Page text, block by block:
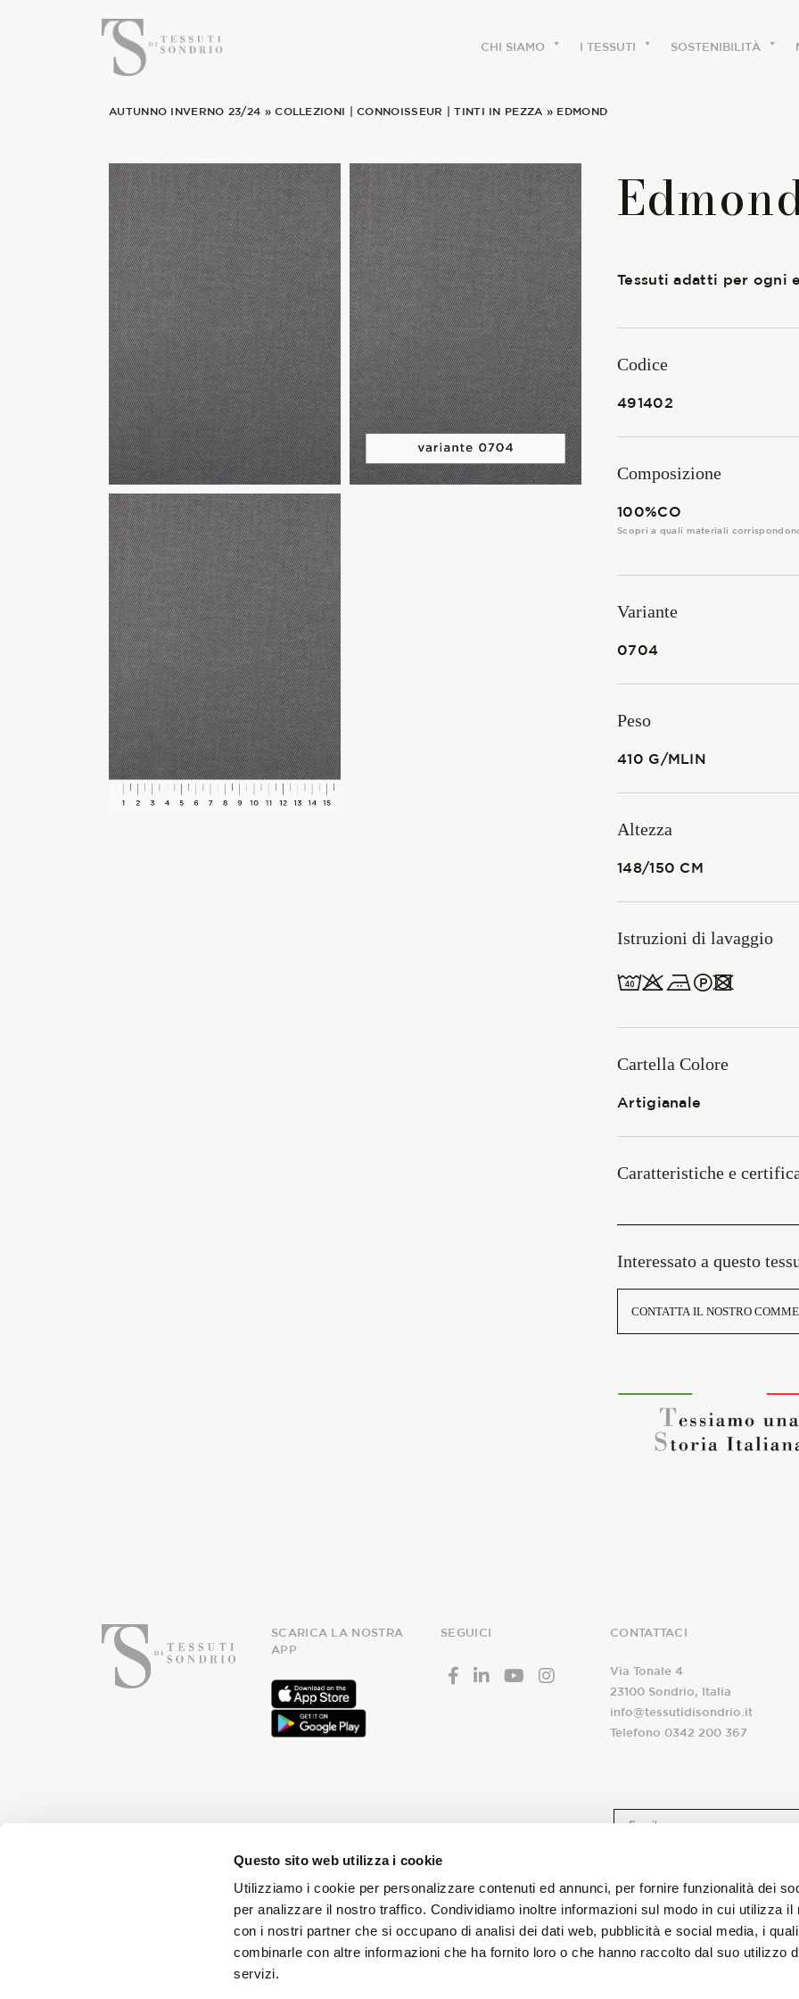
Questo sito web utilizza i cookie
Utilizziamo i cookie per personalizzare contenuti ed annunci, per fornire funzionalità dei
per analizzare il nostro traffico. Condividiamo inoltre informazioni sul modo in cui utilizza il
con i nostri partner che si occupano di analisi dei dati web, pubblicità e social media, i
combinarle con altre informazioni che ha fornito loro o che hanno raccolto dal suo utilizzo
servizi.
CHI SIAMO I TESSUTI SOSTENIBILITÀ
AUTUNNO INVERNO 23/24 »COLLEZIONI |CONNOISSEUR |TINTI IN PEZZA » EDMOND
Tessuti adatti per ogni
Codice
491402
Composizione
100%CO
Scopri a quali materiali
Variante
0704
Peso
410 G/MLIN
Altezza
148/150 CM
Istruzioni di lavaggio
8obWd
Cartella Colore
Artigianale
Caratteristiche e
Interessato a questo
CONTATTA IL NOSTRO
SCARICA LA NOSTRA
APP
SEGUICI CONTATTACI
Via Tonale 4
23100 Sondrio, Italia
info@tessutidisondrio.it
Telefono 0342 200 367
newsletter!
trattamento dei miei dati
newsletter aziendale
CHI SIAMO
Le etichette
La nostra storia
Lavora con noi
Share our fabrics
I TESSUTI
La Stagione Autunno/Inverno
Le sotto-collezioni
Le caratteristiche
Membership